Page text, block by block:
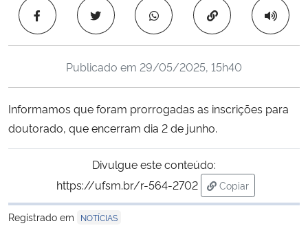
Ministério de Minas e Energia
Ministério da Ciência, Tecnologia, Inovações e Comunicações
Ministério do Turismo
Ministério do Desenvolvimento Regional
Controladoria-Geral da União
Ministério da Mulher, da Família e dos Direitos Humanos
Copiar para área
Publicado em 29/05/2025, 15h40
Informamos que foram prorrogadas as inscrições para
doutorado, que encerram dia 2 de junho.
Divulgue este conteúdo:
https://ufsm.br/r-564-2702
Copiar
para área de
Registrado em
NOTÍCIAS